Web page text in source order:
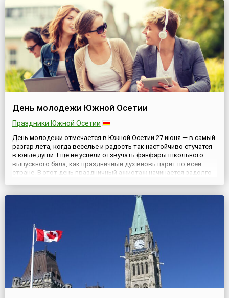
деятельностью, которая весьм...
День молодежи Южной Осетии
Праздники Южной Осетии
День молодежи отмечается в Южной Осетии 27 июня — в самый
разгар лета, когда веселье и радость так настойчиво стучатся
в юные души. Еще не успели отзвучать фанфары школьного
выпускного бала, как праздничный дух вновь царит по всей
стране. В этот день праздничный ажиотаж начинается задолго